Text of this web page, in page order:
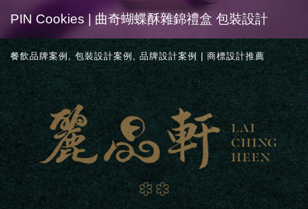
PIN Cookies | 曲奇蝴蝶酥雜錦禮盒 包裝設計
餐飲品牌案例 , 包裝設計案例, 品牌設計案例 | 商標設計推薦